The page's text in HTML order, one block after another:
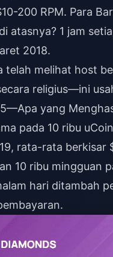
200 RPM. Para
atasnya? 1 jam
2018.
telah melihat host
religius—ini
yang
pada 10 ribu
rata-rata
10 ribu mingguan
hari ditambah